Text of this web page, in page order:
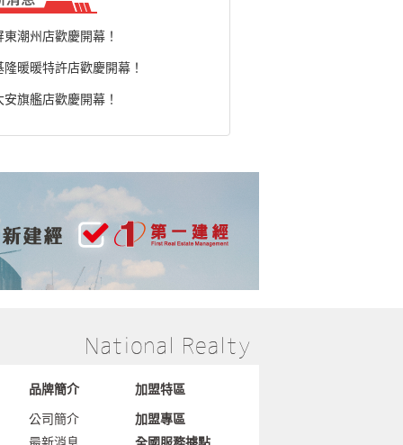
東潮州店歡慶開幕！
隆暖暖特許店歡慶開幕！
安旗艦店歡慶開幕！
品牌簡介
公司簡介
加盟特區
加盟專區